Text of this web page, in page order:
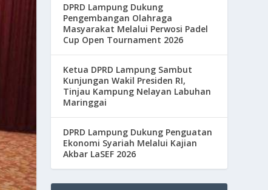
DPRD Lampung Dukung
Pengembangan Olahraga
Masyarakat Melalui Perwosi Padel
Cup Open Tournament 2026
Ketua DPRD Lampung Sambut
Kunjungan Wakil Presiden RI,
Tinjau Kampung Nelayan Labuhan
Maringgai
DPRD Lampung Dukung Penguatan
Ekonomi Syariah Melalui Kajian
Akbar LaSEF 2026